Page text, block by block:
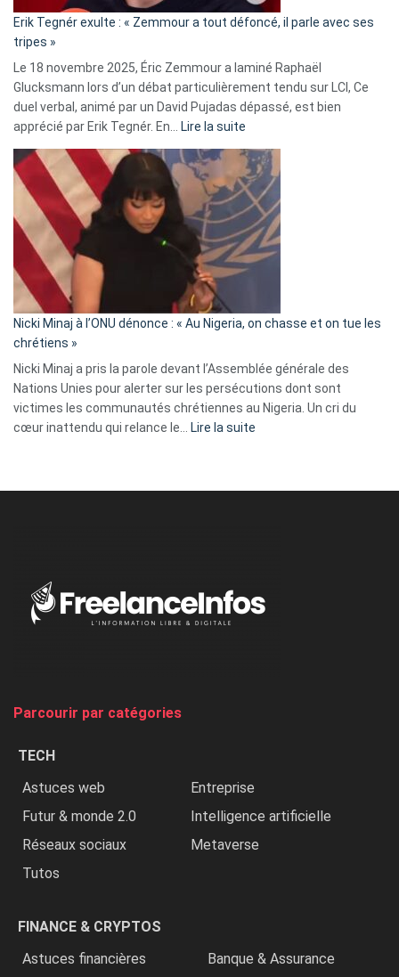
«
C’est
fake
news
»
Erik Tegnér exulte : « Zemmour a tout défoncé, il parle avec ses
tripes »
Le 18 novembre 2025, Éric Zemmour a laminé Raphaël
Glucksmann lors d’un débat particulièrement tendu sur LCI, Ce
duel verbal, animé par un David Pujadas dépassé, est bien
apprécié par Erik Tegnér. En… Lire la suite
Tegnér
exulte
« Zemmour
a
tout
parle
ses
tripes »
Nicki Minaj à l’ONU dénonce : « Au Nigeria, on chasse et on tue les
chrétiens »
Nicki Minaj a pris la parole devant l’Assemblée générale des
Nations Unies pour alerter sur les persécutions dont sont
victimes les communautés chrétiennes au Nigeria. Un cri du
cœur inattendu qui relance le… Lire la suite
Nigeria,
Parcourir par catégories
TECH
Astuces web
Entreprise
Futur & monde 2.0
Intelligence artificielle
Réseaux sociaux
Metaverse
Tutos
FINANCE & CRYPTOS
Astuces financières
Banque & Assurance